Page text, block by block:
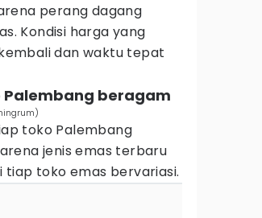
perang dagang
Kondisi harga yang
dan waktu tepat
Palembang beragam
toko Palembang
jenis emas terbaru
toko emas bervariasi.